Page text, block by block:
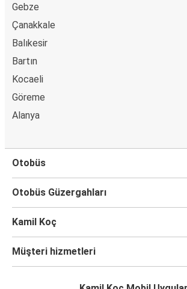
Bozüyük
Bulancak
Gebze
Çanakkale
Balıkesir
Bartın
Kocaeli
Göreme
Alanya
Otobüs
Otobüs Güzergahları
Kamil Koç
Müşteri hizmetleri